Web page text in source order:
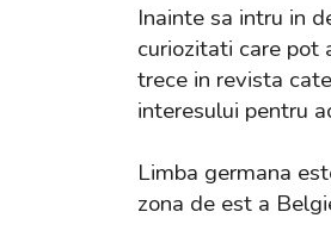
Inainte sa intru in
curiozitati care pot
trece in revista
interesului pentru
Limba germana
zona de est a